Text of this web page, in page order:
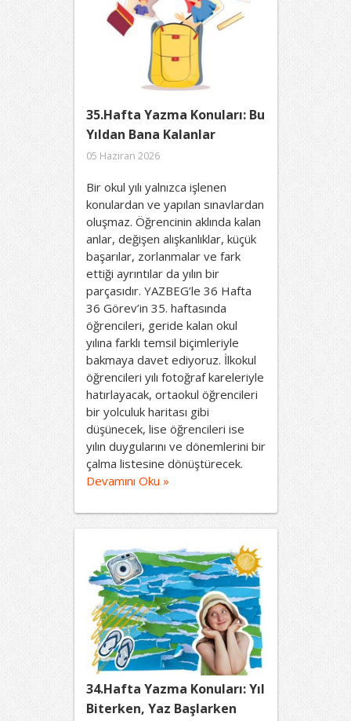
35.Hafta Yazma Konuları: Bu
Yıldan Bana Kalanlar
05 Haziran 2026
Bir okul yılı yalnızca işlenen
konulardan ve yapılan sınavlardan
oluşmaz. Öğrencinin aklında kalan
anlar, değişen alışkanlıklar, küçük
başarılar, zorlanmalar ve fark
ettiği ayrıntılar da yılın bir
parçasıdır. YAZBEG’le 36 Hafta
36 Görev’in 35. haftasında
öğrencileri, geride kalan okul
yılına farklı temsil biçimleriyle
bakmaya davet ediyoruz. İlkokul
öğrencileri yılı fotoğraf kareleriyle
hatırlayacak, ortaokul öğrencileri
bir yolculuk haritası gibi
düşünecek, lise öğrencileri ise
yılın duygularını ve dönemlerini bir
çalma listesine dönüştürecek.
Devamını Oku »
34.Hafta Yazma Konuları: Yıl
Biterken, Yaz Başlarken